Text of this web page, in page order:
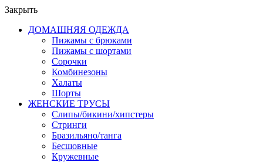
Закрыть
ДОМАШНЯЯ ОДЕЖДА
Пижамы с брюками
Пижамы с шортами
Сорочки
Комбинезоны
Халаты
Шорты
ЖЕНСКИЕ ТРУСЫ
Слипы/бикини/хипстеры
Стринги
Бразильяно/танга
Бесшовные
Кружевные